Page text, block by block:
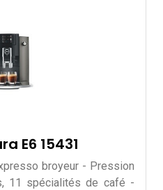
E6 15431
broyeur - Pression
11 spécialités de café -